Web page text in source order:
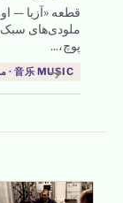
قطعه «آزیا —
ملودی‌های سبک
پوچ،...
音乐 MUSIC · موسیقی فولک · اتحاد جماهیر شوروی
→